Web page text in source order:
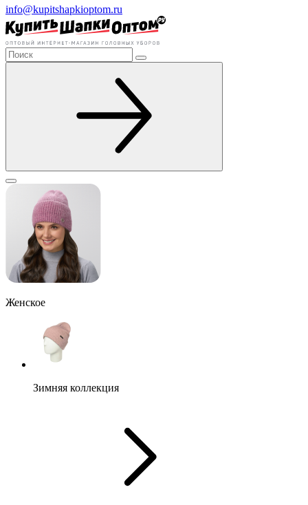
info@kupitshapkioptom.ru
Женское
Зимняя коллекция